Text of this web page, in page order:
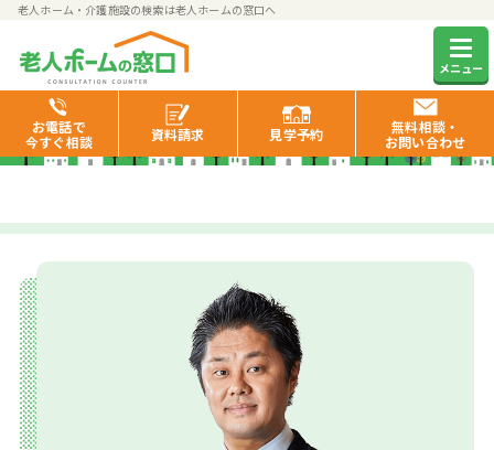
老人ホーム・介護施設の検索は老人ホームの窓口へ
メニュー
お電話で
今すぐ相談
資料請求 見学予約
無料相談・
お問い合わせ
相談員紹介